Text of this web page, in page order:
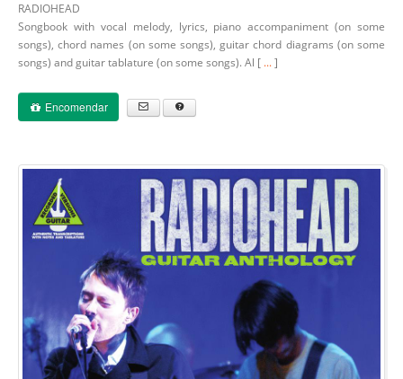
RADIOHEAD
Songbook with vocal melody, lyrics, piano accompaniment (on some
songs), chord names (on some songs), guitar chord diagrams (on some
songs) and guitar tablature (on some songs). Al [ ...]
Encomendar